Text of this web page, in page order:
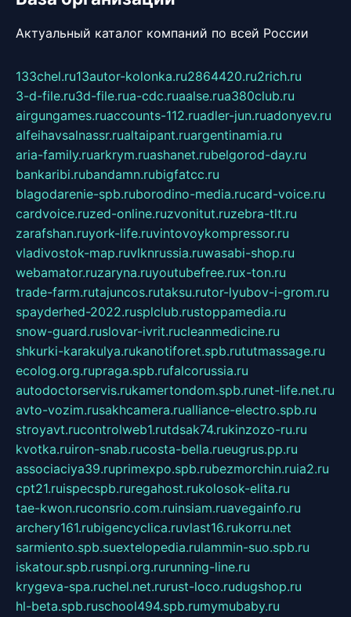
Актуальный каталог компаний по всей России
133chel.ru13autor-kolonka.ru2864420.ru2rich.ru
3-d-file.ru3d-file.rua-cdc.ruaalse.rua380club.ru
airgungames.ruaccounts-112.ruadler-jun.ruadonyev.ru
alfeihavsalnassr.rualtaipant.ruargentinamia.ru
aria-family.ruarkrym.ruashanet.rubelgorod-day.ru
bankaribi.rubandamn.rubigfatcc.ru
blagodarenie-spb.ruborodino-media.rucard-voice.ru
cardvoice.ruzed-online.ruzvonitut.ruzebra-tlt.ru
zarafshan.ruyork-life.ruvintovoykompressor.ru
vladivostok-map.ruvlknrussia.ruwasabi-shop.ru
webamator.ruzaryna.ruyoutubefree.rux-ton.ru
trade-farm.rutajuncos.rutaksu.rutor-lyubov-i-grom.ru
spayderhed-2022.rusplclub.rustoppamedia.ru
snow-guard.ruslovar-ivrit.rucleanmedicine.ru
shkurki-karakulya.rukanotiforet.spb.rututmassage.ru
ecolog.org.rupraga.spb.rufalcorussia.ru
autodoctorservis.rukamertondom.spb.runet-life.net.ru
avto-vozim.rusakhcamera.rualliance-electro.spb.ru
stroyavt.rucontrolweb1.rutdsak74.rukinzozo-ru.ru
kvotka.ruiron-snab.rucosta-bella.rueugrus.pp.ru
associaciya39.ruprimexpo.spb.rubezmorchin.ruia2.ru
cpt21.ruispecspb.ruregahost.rukolosok-elita.ru
tae-kwon.ruconsrio.com.ruinsiam.ruavegainfo.ru
archery161.rubigencyclica.ruvlast16.rukorru.net
sarmiento.spb.suextelopedia.rulammin-suo.spb.ru
iskatour.spb.rusnpi.org.rurunning-line.ru
krygeva-spa.ruchel.net.rurust-loco.rudugshop.ru
hl-beta.spb.ruschool494.spb.rumymubaby.ru